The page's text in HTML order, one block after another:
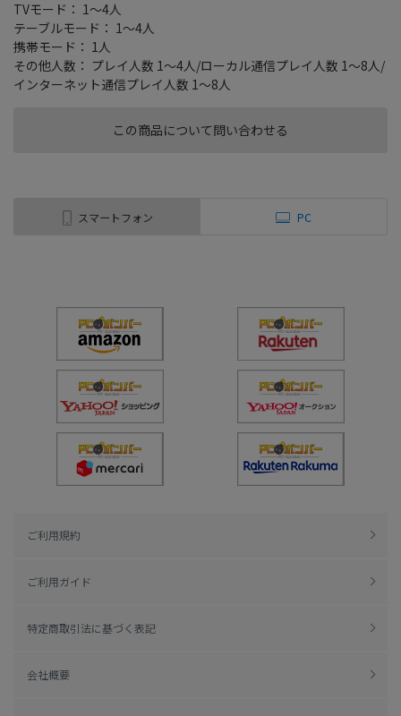
この商品について問い合わせる
TVモード： 1～4人
テーブルモード： 1～4人
携帯モード： 1人
その他人数： プレイ人数 1～4人/ローカル通信プレイ人数 1～8人/
インターネット通信プレイ人数 1～8人
スマートフォン PC
ご利用規約
ご利用ガイド
特定商取引法に基づく表記
会社概要